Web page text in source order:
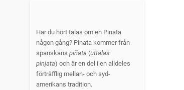
Har du hört talas om en Pinata
någon gång? Pinata kommer från
spanskans piñata (uttalas
pinjata) och är en del i en alldeles
förträfflig mellan- och syd-
amerikans tradition.